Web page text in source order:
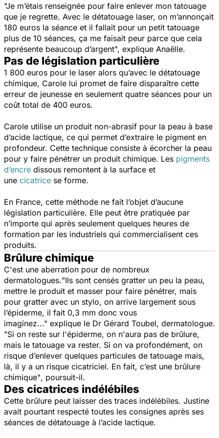
"Je m’étais renseignée pour faire enlever mon tatouage
que je regrette. Avec le détatouage laser, on m’annonçait
180 euros la séance et il fallait pour un petit tatouage
plus de 10 séances, ça me faisait peur parce que cela
représente beaucoup d’argent", explique Anaëlle.
Pas de législation particulière
1 800 euros pour le laser alors qu’avec le détatouage
chimique, Carole lui promet de faire disparaître cette
erreur de jeunesse en seulement quatre séances pour un
coût total de 400 euros.
Carole utilise un produit non-abrasif pour la peau à base
d’acide lactique, ce qui permet d’extraire le pigment en
profondeur. Cette technique consiste à écorcher la peau
pour y faire pénétrer un produit chimique. Les pigments
d’encre dissous remontent à la surface et
une cicatrice se forme.
En France, cette méthode ne fait l’objet d’aucune
législation particulière. Elle peut être pratiquée par
n’importe qui après seulement quelques heures de
formation par les industriels qui commercialisent ces
produits.
Brûlure chimique
C'est une aberration pour de nombreux
dermatologues."Ils sont censés gratter un peu la peau,
mettre le produit et masser pour faire pénétrer, mais
pour gratter avec un stylo, on arrive largement sous
l’épiderme, il fait 0,3 mm donc vous
imaginez..." explique le Dr Gérard Toubel, dermatologue.
"Si on reste sur l'épiderme, on n'aura pas de brûlure,
mais le tatouage va rester. Si on va profondément, on
risque d’enlever quelques particules de tatouage mais,
là, il y a un risque cicatriciel. En fait, c’est une brûlure
chimique", poursuit-il.
Des cicatrices indélébiles
Cette brûlure peut laisser des traces indélébiles. Justine
avait pourtant respecté toutes les consignes après ses
séances de détatouage à l’acide lactique.